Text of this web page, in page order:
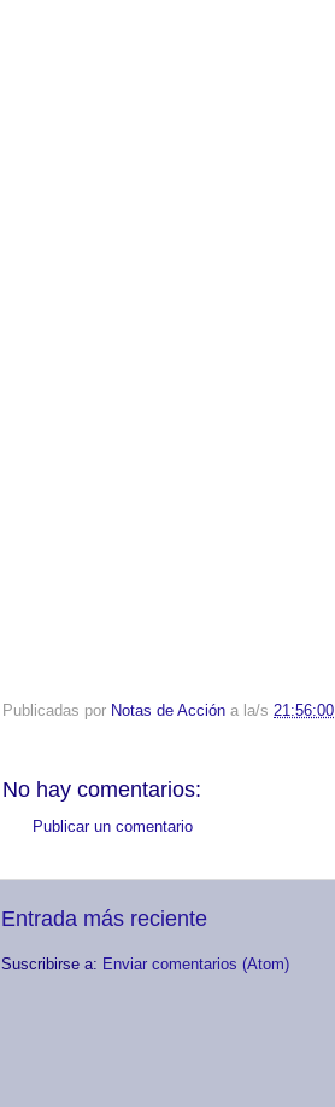
Publicadas por Notas de Acción a la/s 21:56:00
No hay comentarios:
Publicar un comentario
Entrada más reciente
Suscribirse a: Enviar comentarios (Atom)